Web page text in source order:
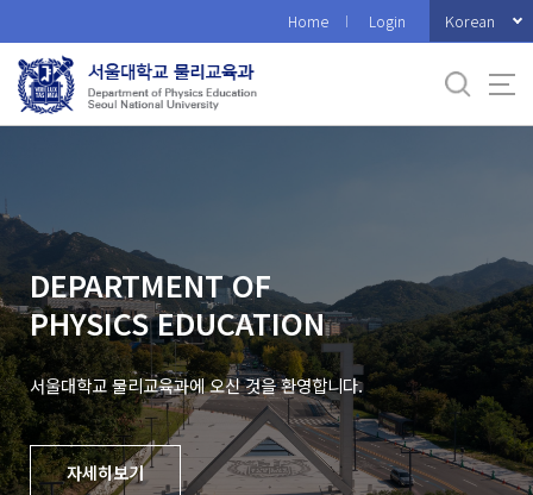
로
메
Home Login Korean
DEPARTMENT OF
PHYSICS EDUCATION
서울대학교 물리교육과에 오신 것을 환영합니다.
자세히보기